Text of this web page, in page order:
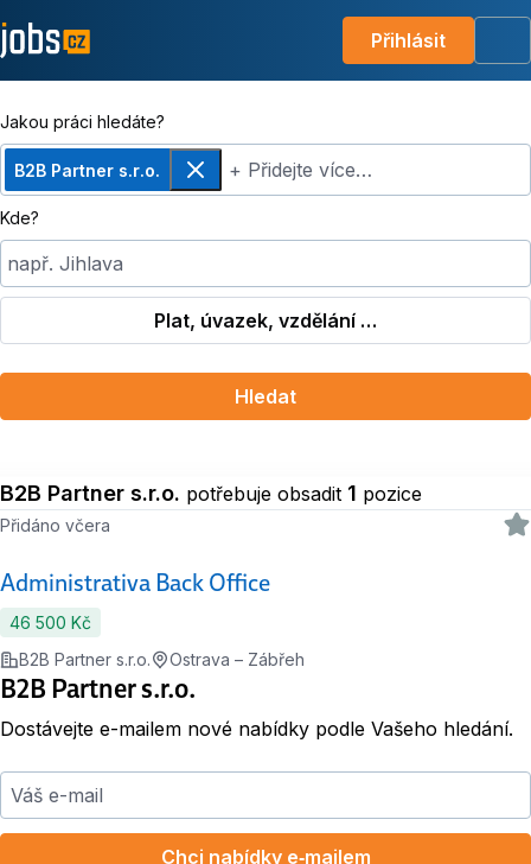
Přihlásit
Jakou práci hledáte?
B2B Partner s.r.o.
Odebrat+ Přidejte více…
Kde?
např. Jihlava
Plat, úvazek, vzdělání …
Hledat
B2B Partner s.r.o. potřebuje obsadit 1 pozice
Administrativa Back Office
Přidáno včera
46 500 Kč
B2B Partner s.r.o.
Ostrava – Zábřeh
B2B Partner s.r.o.
Dostávejte e-mailem nové nabídky podle Vašeho hledání.
Váš e-mail
Chci nabídky e‑mailem